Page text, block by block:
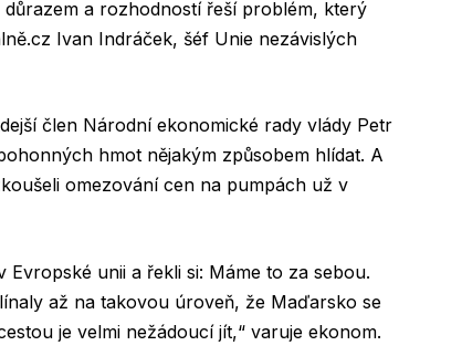
a rozhodností řeší problém, který
Ivan Indráček, šéf Unie nezávislých
člen Národní ekonomické rady vlády Petr
hmot nějakým způsobem hlídat. A
omezování cen na pumpách už v
unii a řekli si: Máme to za sebou.
až na takovou úroveň, že Maďarsko se
je velmi nežádoucí jít,“ varuje ekonom.